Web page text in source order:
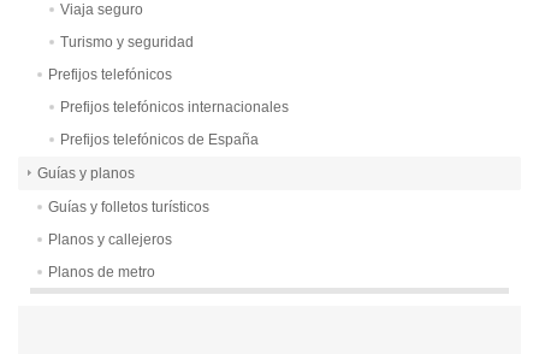
Viaja seguro
Turismo y seguridad
Prefijos telefónicos
Prefijos telefónicos internacionales
Prefijos telefónicos de España
Guías y planos
Guías y folletos turísticos
Planos y callejeros
Planos de metro